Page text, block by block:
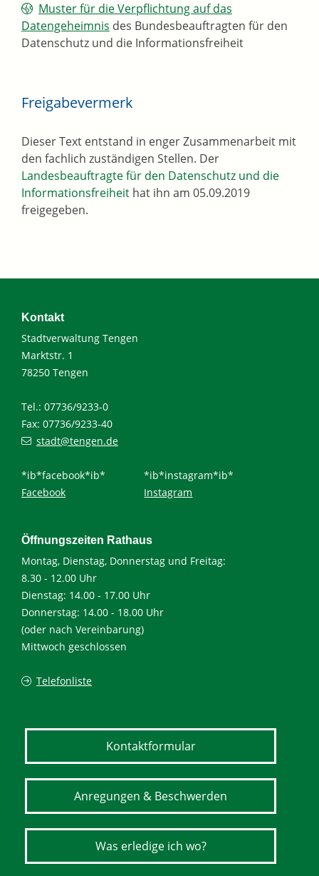
Muster für die Verpflichtung auf das
Datengeheimnis des Bundesbeauftragten für den
Datenschutz und die Informationsfreiheit
Freigabevermerk
Dieser Text entstand in enger Zusammenarbeit mit
den fachlich zuständigen Stellen. Der
Landesbeauftragte für den Datenschutz und die
Informationsfreiheit hat ihn am 05.09.2019
freigegeben.
Kontakt
Stadtverwaltung Tengen
Marktstr. 1
78250 Tengen
Tel.: 07736/9233-0
Fax: 07736/9233-40
stadt@tengen.de
*ib*facebook*ib*
Facebook
*ib*instagram*ib*
Instagram
Öffnungszeiten Rathaus
Montag, Dienstag, Donnerstag und Freitag:
8.30 - 12.00 Uhr
Dienstag: 14.00 - 17.00 Uhr
Donnerstag: 14.00 - 18.00 Uhr
(oder nach Vereinbarung)
Mittwoch geschlossen
Telefonliste
Kontaktformular
Anregungen & Beschwerden
Was erledige ich wo?